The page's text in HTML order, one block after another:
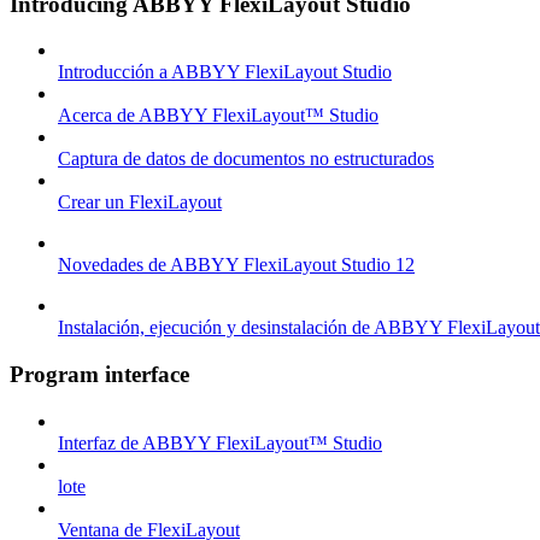
Introducción a ABBYY FlexiLayout Studio
Acerca de ABBYY FlexiLayout™ Studio
Captura de datos de documentos no estructurados
Crear un FlexiLayout
Novedades de ABBYY FlexiLayout Studio 12
Instalación, ejecución y desinstalación de ABBYY
Program interface
Interfaz de ABBYY FlexiLayout™ Studio
lote
Ventana de FlexiLayout